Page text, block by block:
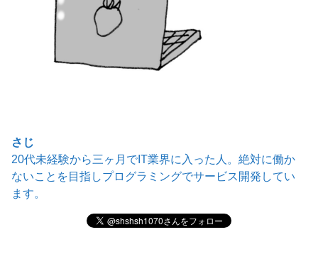
さじ
20代未経験から三ヶ月でIT業界に入った人。絶対に働か
ないことを目指しプログラミングでサービス開発してい
ます。